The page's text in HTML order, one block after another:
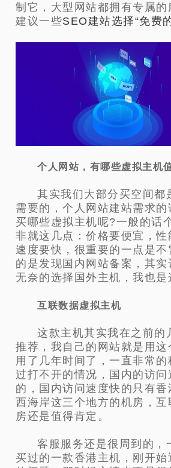
制它，大型网站都拥有专属的
建议一些SEO建站选择“免费
个人网站，有哪些虚拟主机
其实我们大部分买空间都
需要的，个人网站建站需求的
买哪些虚拟主机呢?一般的话
非就这几点：价格要便宜，性
速度要快，很重要的一点是
的是发现国内网站备案，其
无奈的选择国外主机，我也是
互联数据虚拟主机
这款主机其实我在之前的
推荐，我自己的网站就是用这
用了几年时间了，一直非常
过打不开的情况，国内的访问
的，国内访问速度快的只有香
西海岸这三个地方的机房，
房还是值得肯定。
客服服务还是很周到的，
买过的一款香港主机，刚开始